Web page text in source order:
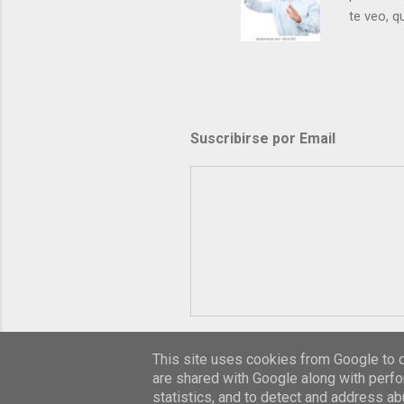
te veo,
porque
perdón
Suscribirse por Email
This site uses cookies from Google to
are shared with Google along with
statistics, and to detect and address